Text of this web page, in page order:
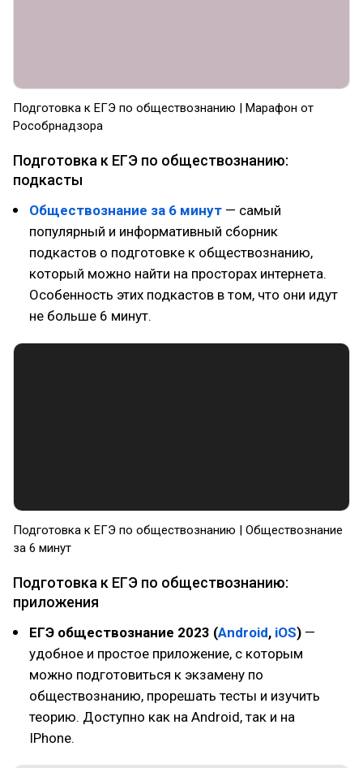
Подготовка к ЕГЭ по обществознанию | Марафон от
Рособрнадзора
Подготовка к ЕГЭ по обществознанию:
подкасты
Обществознание за 6 минут — самый
популярный и информативный сборник
подкастов о подготовке к обществознанию,
который можно найти на просторах интернета.
Особенность этих подкастов в том, что они идут
не больше 6 минут.
Подготовка к ЕГЭ по обществознанию | Обществознание
за 6 минут
Подготовка к ЕГЭ по обществознанию:
приложения
ЕГЭ обществознание 2023 (Android, iOS) —
удобное и простое приложение, с которым
можно подготовиться к экзамену по
обществознанию, прорешать тесты и изучить
теорию. Доступно как на Android, так и на
IPhone.